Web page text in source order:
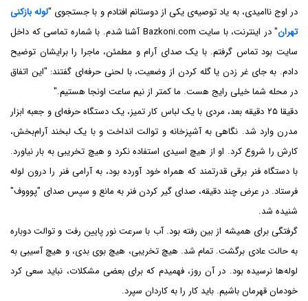
در اوج ناامیدی، به یاد توصیه‌ی یکی از دوستانم افتادم و با جستجوی "لوله بازکنی
تهران
" در اینترنت، با سایت Bazkoni.com آشنا شدم. با شماره تماسی که داخل
سایت بود تماس گرفتم. با یک صدای آرام و مطمئن، ماجرا را برایشان توضیح
دادم. به جای غر زدن یا گله کردن از وضعیت، با لحنی حرفه‌ای گفتند: "این اتفاق
در محله شما خیلی رایج هست. ما کمتر از نیم ساعت اونجا هستیم."
دقیقا ۲۵ دقیقه بعد، مردی با یک لباس کار تمیز، یک دستگاه حرفه‌ای و جعبه ابزار
مدرن وارد شد. نگاهی به آشپزخانه و توالت انداخت و با یک لبخند آرام‌بخش،
کارش را شروع کرد. او از هیچ اسیدی استفاده نکرد و هیچ تخریبی به بار نیاورد.
با دستگاه فنر برقی قدرتمند که همراه خود آورده بود، به آرامی فنر را درون لوله
فرستاد. در عرض چند دقیقه، صدای گیر کردن فنر به مانع و سپس صدای "پوووف"
شنیده شد.
گرفتگی برای همیشه از بین رفته بود. آب با سرعت نور پایین رفت و توالت دوباره
به حالت عادی برگشت. تمام شد. هیچ تخریبی، هیچ بوی بدی، و هیچ آسیبی به
لوله‌ها نرسیده بود. در آن روز، فهمیدم که برای بعضی مشکلات، نباید سعی کرد
خودمان قهرمان باشیم. باید کار را به کاردان سپرد.